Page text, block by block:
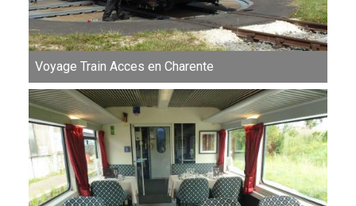
Voyage Train Acces en Charente